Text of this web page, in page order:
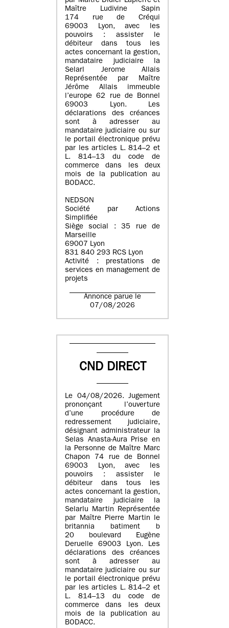
Maître Ludivine Sapin
174 rue de Créqui
69003 Lyon, avec les
pouvoirs : assister le
débiteur dans tous les
actes concernant la gestion,
mandataire judiciaire la
Selarl Jerome Allais
Représentée par Maître
Jérôme Allais immeuble
l’europe 62 rue de Bonnel
69003 Lyon. Les
déclarations des créances
sont à adresser au
mandataire judiciaire ou sur
le portail électronique prévu
par les articles L. 814–2 et
L. 814–13 du code de
commerce dans les deux
mois de la publication au
BODACC.
NEDSON
Société par Actions
Simplifiée
Siège social : 35 rue de
Marseille
69007 Lyon
831 840 293 RCS Lyon
Activité : prestations de
services en management de
projets
Annonce parue le
07/08/2026
CND DIRECT
Le 04/08/2026. Jugement
prononçant l’ouverture
d’une procédure de
redressement judiciaire,
désignant administrateur la
Selas Anasta-Aura Prise en
la Personne de Maître Marc
Chapon 74 rue de Bonnel
69003 Lyon, avec les
pouvoirs : assister le
débiteur dans tous les
actes concernant la gestion,
mandataire judiciaire la
Selarlu Martin Représentée
par Maître Pierre Martin le
britannia batiment b
20 boulevard Eugène
Deruelle 69003 Lyon. Les
déclarations des créances
sont à adresser au
mandataire judiciaire ou sur
le portail électronique prévu
par les articles L. 814–2 et
L. 814–13 du code de
commerce dans les deux
mois de la publication au
BODACC.